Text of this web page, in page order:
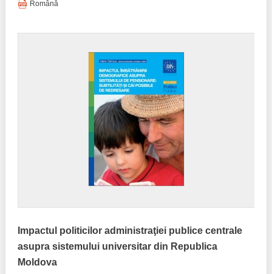
Aplică la BUNELE PRACTICI
Transparența întreprinderilor de stat
Cele mai bune și cele mai proaste politici locale din
Democrația, independența și transparența instituțiilor
publice-cheie din Moldova
Română
Impactul politicilor administraţiei publice centrale
asupra sistemului universitar din Republica
Moldova